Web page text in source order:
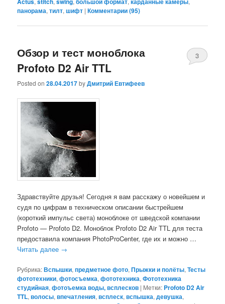
панорама,тилт,шифт |Комментарии (95)
Обзор и тест моноблока
Profoto D2 Air TTL
Posted on28.04.2017byДмитрий Евтифеев
3
Здравствуйте друзья! Сегодня я вам расскажу о новейшем и
судя по цифрам в техническом описании быстрейшем
(короткий импульс света) моноблоке от шведской компании
Profoto — Profoto D2. Моноблок Profoto D2 Air TTL для теста
предоставила компания PhotoProCenter, где их и можно …
Читать далее →
Рубрика:Вспышки,предметное фото,Прыжки и полёты,Тесты
фототехники,фотосъемка,фототехника,Фототехника
студийная,фотоъемка воды, всплесков | Метки: Profoto D2 Air
TTL,волосы,впечатления,всплеск,вспышка,девушка,